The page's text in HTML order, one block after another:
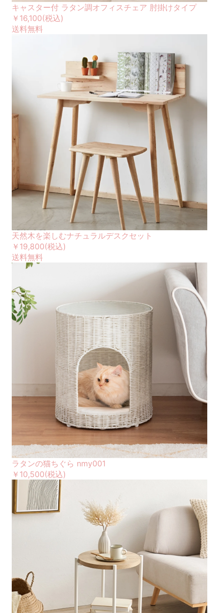
キャスター付 ラタン調オフィスチェア 肘掛けタイプ
￥16,100(税込)
送料無料
天然木を楽しむナチュラルデスクセット
￥19,800(税込)
送料無料
ラタンの猫ちぐら nmy001
￥10,500(税込)